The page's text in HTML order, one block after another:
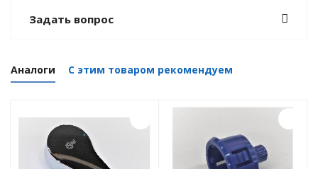
Задать вопрос
Аналоги С этим товаром рекомендуем